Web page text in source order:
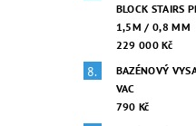
BLOCK STAIRS
1,5M / 0,8 MM
229 000 Kč
BAZÉNOVÝ
VAC
790 Kč